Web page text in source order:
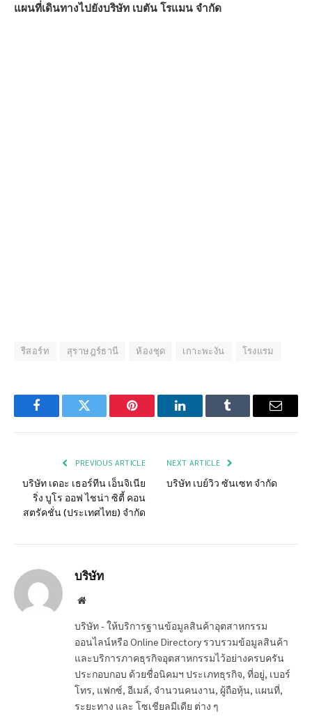
แผนที่เดินทางไปยังบริษัท เบตัน โรแมน จำกัด
รีสอร์ท สุราษฎร์ธานี ห้องชุด เกาะพะงัน โรงแรม
FacebookTwitter Pinterest LinkedInTumblr Email
PREVIOUS ARTICLE
บริษัท เดอะ เธอร์ทีน เอ็นจิเนีย
ริ่ง บูโร ออฟ ไชน่า ซิตี้ คอน
สตรัคชั่น (ประเทศไทย) จำกัด
NEXT ARTICLE
บริษัท เบย์วิว ซันเซท จำกัด
บริษัท
Website
บริษัท - ให้บริการฐานข้อมูลสินค้าอุตสาหกรรม
ออนไลน์หรือ Online Directory รวบรวมข้อมูลสินค้า
และบริการภาคธุรกิจอุตสาหกรรมไว้อย่างครบครัน
ประกอบกอบ ด้วยชื่อนิคมฯ ประเภทธุรกิจ, ที่อยู่, เบอร์
โทร, แฟกซ์, อีเมล์, จำนวนคนงาน, ผู้ถือหุ้น, แผนที่,
ระยะทาง และ โซเชียลมีเดีย ต่าง ๆ